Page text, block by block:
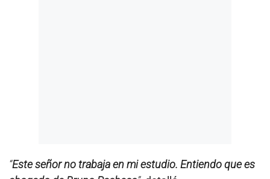
“Este señor no trabaja en mi estudio. Entiendo que es